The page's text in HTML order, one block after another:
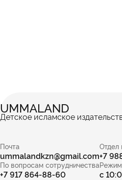
UMMALAND
Детское исламское
Почта
ummalandkzn@gmail.com
Отдел
+7
По вопросам сотрудничества
+7 917 864-88-60 с